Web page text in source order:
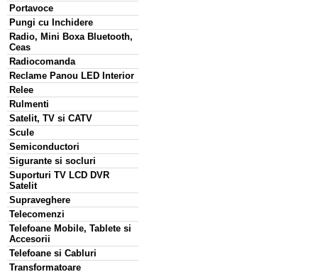
Portavoce
Pungi cu Inchidere
Radio, Mini Boxa Bluetooth,
Ceas
Radiocomanda
Reclame Panou LED Interior
Relee
Rulmenti
Satelit, TV si CATV
Scule
Semiconductori
Sigurante si socluri
Suporturi TV LCD DVR
Satelit
Supraveghere
Telecomenzi
Telefoane Mobile, Tablete si
Accesorii
Telefoane si Cabluri
Transformatoare